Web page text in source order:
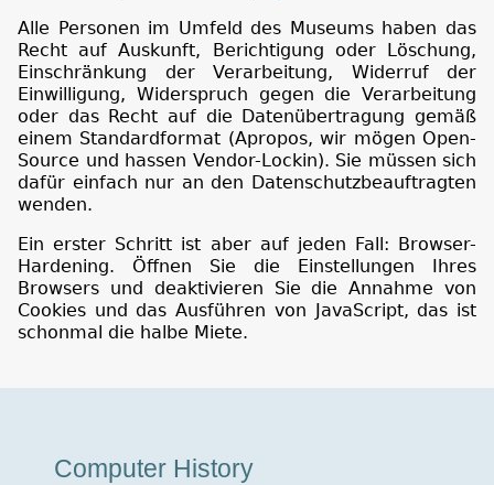
Alle Personen im Umfeld des Museums haben das
Recht auf Auskunft, Berichtigung oder Löschung,
Einschränkung der Verarbeitung, Widerruf der
Einwilligung, Widerspruch gegen die Verarbeitung
oder das Recht auf die Datenübertragung gemäß
einem Standardformat (Apropos, wir mögen Open-
Source und hassen Vendor-Lockin). Sie müssen sich
dafür einfach nur an den Datenschutzbeauftragten
wenden.
Ein erster Schritt ist aber auf jeden Fall: Browser-
Hardening. Öffnen Sie die Einstellungen Ihres
Browsers und deaktivieren Sie die Annahme von
Cookies und das Ausführen von JavaScript, das ist
schonmal die halbe Miete.
Computer History